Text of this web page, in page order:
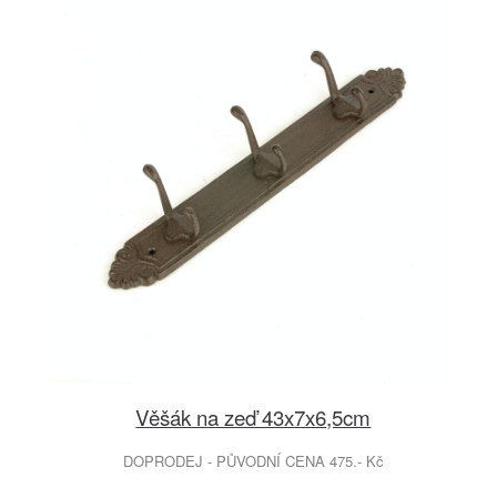
Věšák na zeď 43x7x6,5cm
DOPRODEJ - PŮVODNÍ CENA 475.- Kč